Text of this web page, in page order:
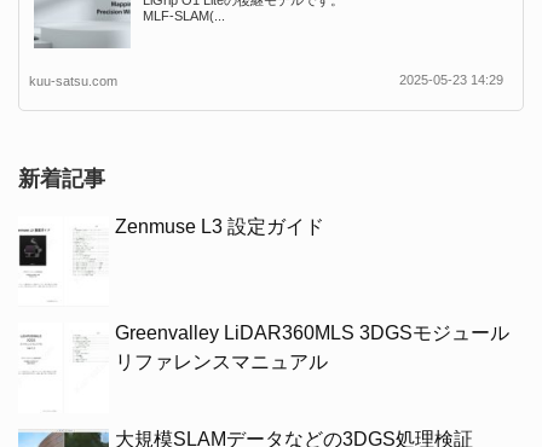
MLF-SLAM(...
kuu-satsu.com 2025-05-23 14:29
新着記事
Zenmuse L3 設定ガイド
Greenvalley LiDAR360MLS 3DGSモジュール
リファレンスマニュアル
大規模SLAMデータなどの3DGS処理検証